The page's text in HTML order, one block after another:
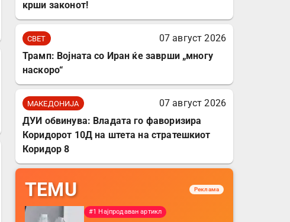
крши законот!
СВЕТ
07 август 2026
Трамп: Војната со Иран ќе заврши „многу
наскоро“
МАКЕДОНИЈА
07 август 2026
ДУИ обвинува: Владата го фаворизира
Коридорот 10Д на штета на стратешкиот
Коридор 8
TEMU Реклама
#1 Најпродаван артикл